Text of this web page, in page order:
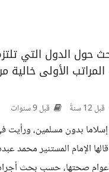
حول الدول التي
الأولى خالية
قبل 12 سنةً قبل 9 سنوات
بدون مسلمين، ورأيت
الإمام المستنير محمد
صحتها، حسب بحث